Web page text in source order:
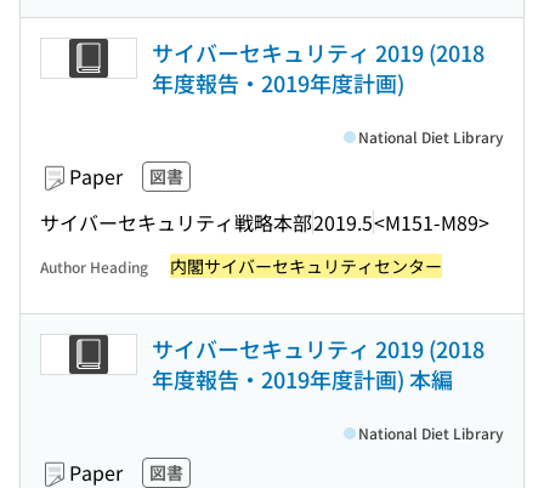
サイバーセキュリティ 2019 (2018
年度報告・2019年度計画)
Paper 図書
サイバーセキュリティ戦略本部2019.5<M151-M89>
National Diet Library
Author Heading 内閣サイバーセキュリティセンター
サイバーセキュリティ 2019 (2018
年度報告・2019年度計画) 本編
Paper 図書
National Diet Library